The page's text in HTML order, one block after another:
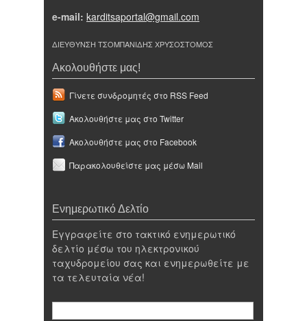
e-mail: karditsaportal@gmail.com
ΔΙΕΥΘΥΝΣΗ ΤΣΟΜΠΑΝΙΔΗΣ ΧΡΥΣΟΣΤΟΜΟΣ
Ακολουθήστε μας!
Γίνετε συνδρομητές στο RSS Feed
Ακολουθήστε μας στο Twitter
Ακολουθήστε μας στο Facebook
Παρακολουθείστε μας μέσω Mail
Ενημερωτικό Δελτίο
Εγγραφείτε στο τακτικό ενημερωτικό
δελτίο μέσω του ηλεκτρονικού
ταχυδρομείου σας και ενημερωθείτε με
τα τελευταία νέα!